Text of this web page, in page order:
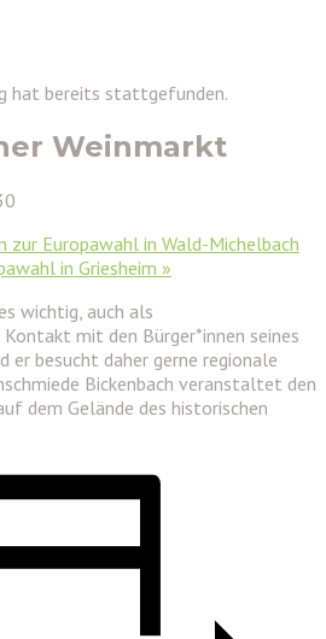
hat bereits stattgefunden.
Weinmarkt
zur Europawahl in Wald-Michelbach
in Griesheim »
wichtig, auch als
mit den Bürger*innen seines
er besucht daher gerne regionale
Bickenbach veranstaltet den
dem Gelände des historischen